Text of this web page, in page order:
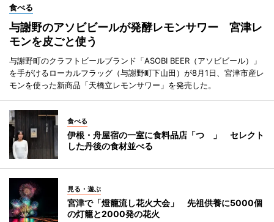
食べる
与謝野のアソビビールが発酵レモンサワー 宮津レ
モンを皮ごと使う
与謝野町のクラフトビールブランド「ASOBI BEER（アソビビール）」
を手がけるローカルフラッグ（与謝野町下山田）が8月1日、宮津市産レ
モンを使った新商品「天橋立レモンサワー」を発売した。
食べる
伊根・舟屋宿の一室に食料品店「つゝ」 セレクト
した丹後の食材並べる
見る・遊ぶ
宮津で「燈籠流し花火大会」 先祖供養に5000個
の灯籠と2000発の花火